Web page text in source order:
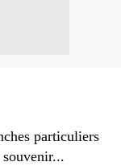
particuliers